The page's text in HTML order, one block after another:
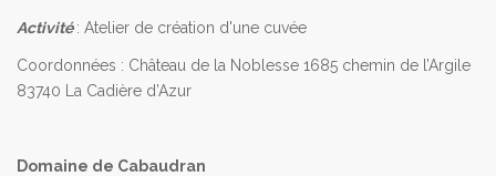
Activité: Atelier de création d'une cuvée
Coordonnées : Château de la Noblesse 1685 chemin de l’Argile
83740 La Cadière d’Azur
Domaine de Cabaudran